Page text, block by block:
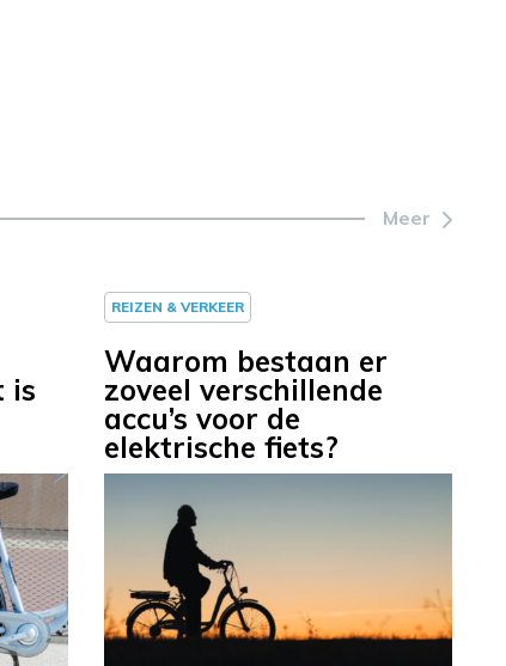
Meer
is
REIZEN & VERKEER
Waarom bestaan er
zoveel verschillende
accu’s voor de
elektrische fiets?